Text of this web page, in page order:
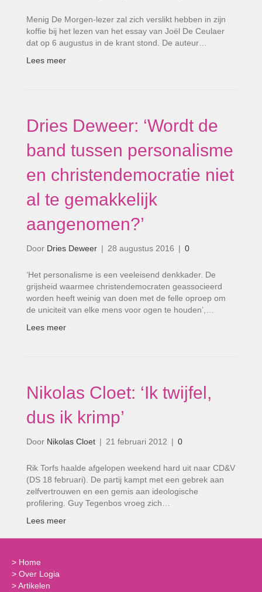
Menig De Morgen-lezer zal zich verslikt hebben in zijn
koffie bij het lezen van het essay van Joël De Ceulaer
dat op 6 augustus in de krant stond. De auteur…
Lees meer
Dries Deweer: ‘Wordt de
band tussen personalisme
en christendemocratie niet
al te gemakkelijk
aangenomen?’
Door Dries Deweer | 28 augustus 2016 | 0
‘Het personalisme is een veeleisend denkkader. De
grijsheid waarmee christendemocraten geassocieerd
worden heeft weinig van doen met de felle oproep om
de uniciteit van elke mens voor ogen te houden’,…
Lees meer
Nikolas Cloet: ‘Ik twijfel,
dus ik krimp’
Door Nikolas Cloet | 21 februari 2012 | 0
Rik Torfs haalde afgelopen weekend hard uit naar CD&V
(DS 18 februari). De partij kampt met een gebrek aan
zelfvertrouwen en een gemis aan ideologische
profilering. Guy Tegenbos vroeg zich…
Lees meer
> Home
> Over Logia
>Artikelen